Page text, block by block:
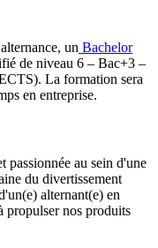
un Bachelor
de niveau 6 – Bac+3 –
La formation sera
en entreprise.
passionnée au sein d'une
du divertissement
alternant(e) en
propulser nos produits